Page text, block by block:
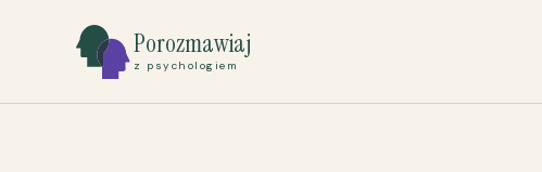
Porozmawiaj
z psychologiem